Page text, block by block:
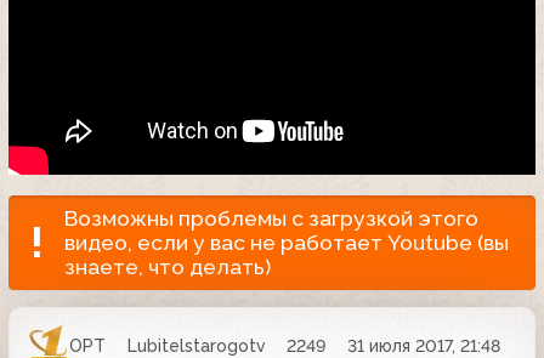
Возможны проблемы с загрузкой этого
видео, если у вас не работает Youtube (вы
знаете, что делать)
ОРТ Lubitelstarogotv 2249
31 июля 2017, 21:48